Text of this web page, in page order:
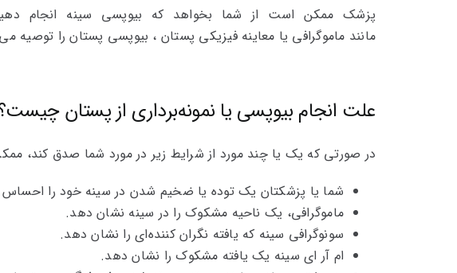
پزشک ممکن است از شما بخواهد که بیوپسی سینه انجام
مانند ماموگرافی یا معاینه فیزیکی پستان ، بیوپسی پستان را توصیه
علت انجام بیوپسی یا نمونه‌برداری از پستان
در صورتی که یک یا چند مورد از شرایط زیر در مورد شما صدق کند،
شما یا پزشکتان یک توده یا ضخیم شدن در سینه خود را
ماموگرافی، یک ناحیه مشکوک را در سینه نشان ‌دهد.
سونوگرافی سینه که یافته نگران کننده‌ای را نشان دهد.
ام آر‌ ای سینه یک یافته مشکوک را نشان دهد.